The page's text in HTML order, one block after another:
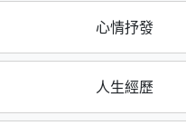
心情抒發
人生經歷